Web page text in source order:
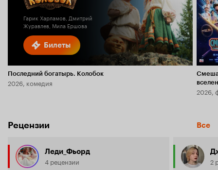
Билеты
Гарик Харламов, Дмитрий
Журавлев, Мила Ершова
Последний богатырь. Колобок
2026, комедия
2026,
Рецензии Все
Леди_Фьорд
4 рецензии 2